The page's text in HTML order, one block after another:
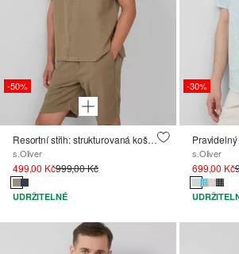
-50%
Resortní střih: strukturovaná košile s krátkými rukávy a klopovým límcem
s.Oliver
499,00 Kč999,00 Kč
UDRŽITELNÉ
-30%
s.Oliver
699,00 Kč